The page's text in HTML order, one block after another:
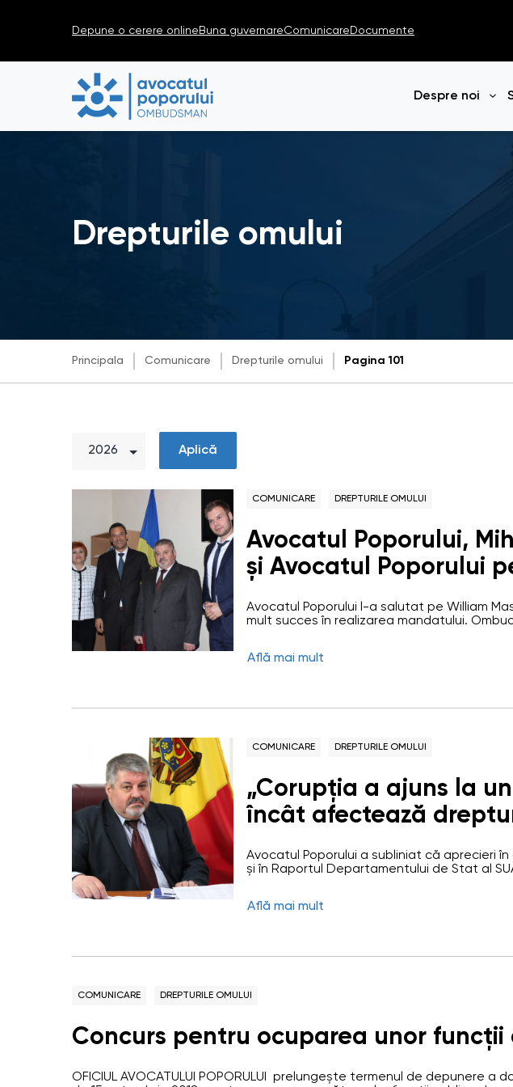
Depune o cerere online Buna guvernareComunicare Documente
Despre noi
Drepturile omului
Principala Comunicare Drepturile omului Pagina 101
Aplică
COMUNICARE DREPTURILE OMULUI
Avocatul Poporului,
și Avocatul Poporului
s-au întîlnit cu noul șef
Consiliului Europei în
Avocatul Poporului l-a salutat pe William
mult succes în realizarea mandatului.
relații. William Massolin a menționat că la
Află mai mult
COMUNICARE DREPTURILE OMULUI
„Corupția a ajuns la
încât afectează
Cotorobai, în interviul
pentru portalul
Avocatul Poporului a subliniat că aprecieri
și în Raportul Departamentului de Stat al
Moldova este corupția. Fiind întrebat care
Află mai mult
COMUNICARE DREPTURILE OMULUI
Concurs pentru ocuparea unor funcții
OFICIUL AVOCATULUI POPORULUI prelungește termenul de depunere a